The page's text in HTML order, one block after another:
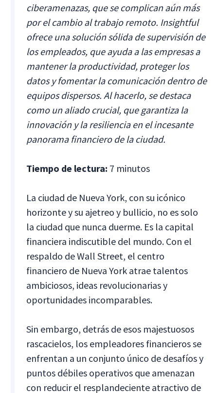
ciberamenazas, que se complican aún más
por el cambio al trabajo remoto. Insightful
ofrece una solución sólida de supervisión de
los empleados, que ayuda a las empresas a
mantener la productividad, proteger los
datos y fomentar la comunicación dentro de
equipos dispersos. Al hacerlo, se destaca
como un aliado crucial, que garantiza la
innovación y la resiliencia en el incesante
panorama financiero de la ciudad.
Tiempo de lectura: 7 minutos
La ciudad de Nueva York, con su icónico
horizonte y su ajetreo y bullicio, no es solo
la ciudad que nunca duerme. Es la capital
financiera indiscutible del mundo. Con el
respaldo de Wall Street, el centro
financiero de Nueva York atrae talentos
ambiciosos, ideas revolucionarias y
oportunidades incomparables.
Sin embargo, detrás de esos majestuosos
rascacielos, los empleadores financieros se
enfrentan a un conjunto único de desafíos y
puntos débiles operativos que amenazan
con reducir el resplandeciente atractivo de